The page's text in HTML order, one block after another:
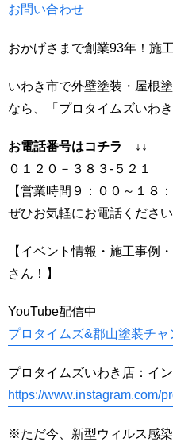
お問い合わせ
おかげさまで創業93年！施
いわき市で外壁塗装・屋根
なら、「プロタイムズいわ
お電話番号はコチラ ↓↓
０１２０－３８３-５２１
【営業時間９：００～１８
ぜひお気軽にお電話ください
【イベント情報・施工事例
さん！】
YouTube配信中
プロタイムズ&郡山塗装チャ
プロタイムズいわき店：イ
https://www.instagram.com/
※ただ今、新型ウィルス感